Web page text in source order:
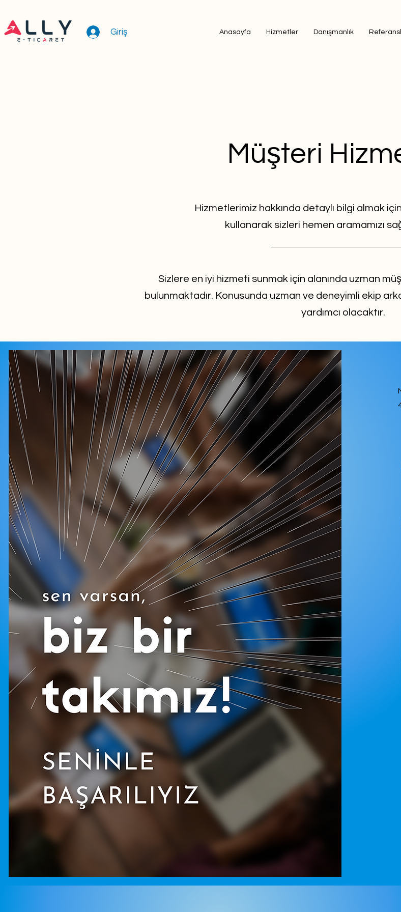
Giriş Anasayfa Hizmetler Danışmanlık
Müşteri
Hizmetlerimiz hakkında detaylı bilgi almak
kullanarak sizleri hemen aramamızı
Sizlere en iyi hizmeti sunmak için alanında uzman
bulunmaktadır. Konusunda uzman ve deneyimli ekip
yardımcı olacaktır.